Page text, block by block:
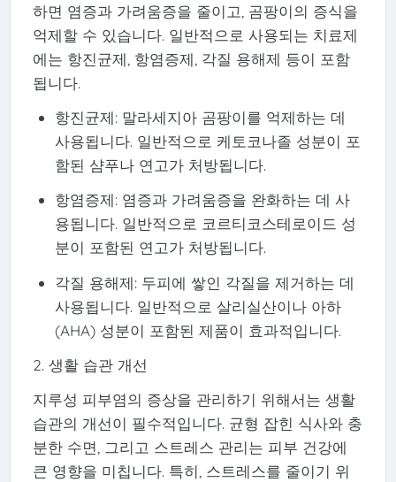
하면 염증과 가려움증을 줄이고, 곰팡이의 증식을
억제할 수 있습니다. 일반적으로 사용되는 치료제
에는 항진균제, 항염증제, 각질 용해제 등이 포함
됩니다.
항진균제: 말라세지아 곰팡이를 억제하는 데
사용됩니다. 일반적으로 케토코나졸 성분이 포
함된 샴푸나 연고가 처방됩니다.
항염증제: 염증과 가려움증을 완화하는 데 사
용됩니다. 일반적으로 코르티코스테로이드 성
분이 포함된 연고가 처방됩니다.
각질 용해제: 두피에 쌓인 각질을 제거하는 데
사용됩니다. 일반적으로 살리실산이나 아하
(AHA) 성분이 포함된 제품이 효과적입니다.
2. 생활 습관 개선
지루성 피부염의 증상을 관리하기 위해서는 생활
습관의 개선이 필수적입니다. 균형 잡힌 식사와 충
분한 수면, 그리고 스트레스 관리는 피부 건강에
큰 영향을 미칩니다. 특히, 스트레스를 줄이기 위